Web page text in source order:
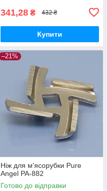
341,28 ₴ 432 ₴
Купити
–21%
Ніж для м'ясорубки Pure
Angel PA-882
Готово до відправки